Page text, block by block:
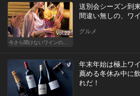
Vol.22
今さら聞けないワインの基礎知識
送別会シーズン到
間違い無しの、ワ
グルメ
年末年始は極上ワ
薦める冬休み中に
れだ！